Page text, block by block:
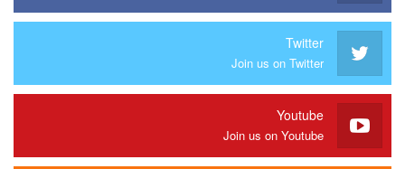
Twitter
Join us on Twitter
Youtube
Join us on Youtube